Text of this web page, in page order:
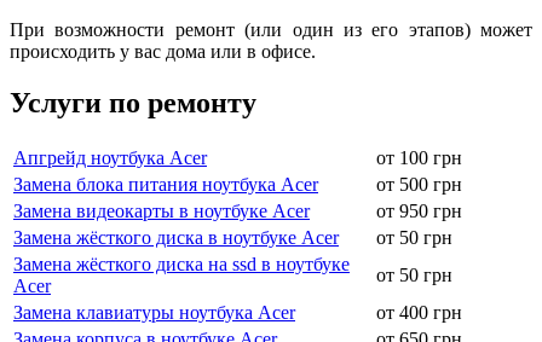
При возможности ремонт (или один из его этапов) может
происходить у вас дома или в офисе.
Услуги по ремонту
Апгрейд ноутбука Acer
от 100 грн
Замена блока питания ноутбука Acer
от 500 грн
Замена видеокарты в ноутбуке Acer
от 950 грн
Замена жёсткого диска в ноутбуке Acer
от 50 грн
Замена жёсткого диска на ssd в ноутбуке
Acer
от 50 грн
Замена клавиатуры ноутбука Acer
от 400 грн